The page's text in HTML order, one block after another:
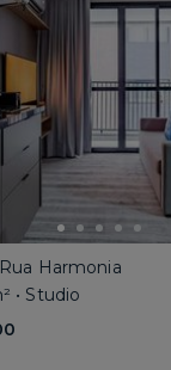
Harmonia
• Studio